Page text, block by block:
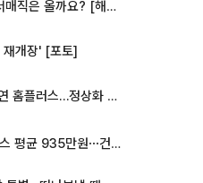
입추매직 '불발', 처서매직은 올까요? [해시태그]
재개장' [포토]
22일 만에 다시 문 연 홈플러스…정상화 바쁜데 재고 없어 ‘발동동’[가보니]
日대기업 여름 보너스 평균 935만원⋯건설회사 1800만 넘어